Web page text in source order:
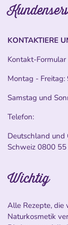
KONTAKTIERE
Kontakt-Formular
Montag -
Samstag und
Telefon:
Deutschland und
Schweiz 0800
Wichtig
Alle Rezepte, die
Naturkosmetik